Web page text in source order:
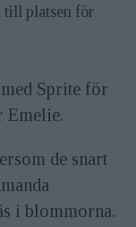
till platsen för
Sprite för
Emelie.
de snart
i blommorna.